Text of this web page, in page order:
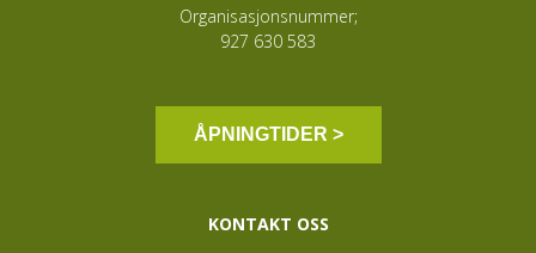
Organisasjonsnummer;
927 630 583
ÅPNINGTIDER >
KONTAKT OSS